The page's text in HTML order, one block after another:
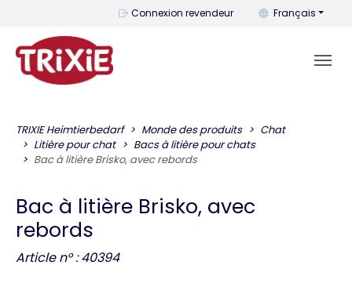
Connexion revendeur Vous pouvez
Français
TRIXIE Heimtierbedarf Monde des produits
Chat
Litière pour chat
Bacs à litière pour chats
Bac à litière Brisko, avec rebords
Bac à litière Brisko, avec
rebords
Article n° : 40394